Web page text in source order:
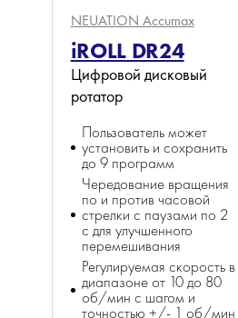
NEUATION Accumax
iROLL DR24
Цифровой дисковый
ротатор
Пользователь может
установить и сохранить
до 9 программ
Чередование вращения
по и против часовой
стрелки с паузами по 2
с для улучшенного
перемешивания
Регулируемая скорость в
диапазоне от 10 до 80
об/мин с шагом и
точностью +/- 1 об/мин